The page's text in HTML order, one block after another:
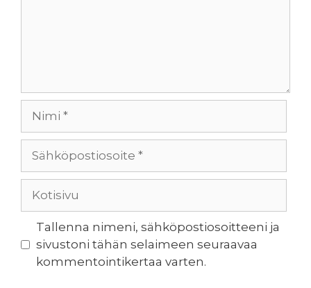
Nimi
Sähköpostiosoite
Kotisivu
Tallenna nimeni, sähköpostiosoitteeni ja
sivustoni tähän selaimeen seuraavaa
kommentointikertaa varten.